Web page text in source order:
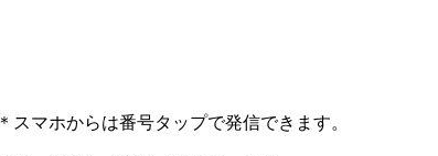
＊スマホからは番号タップで発信できます。